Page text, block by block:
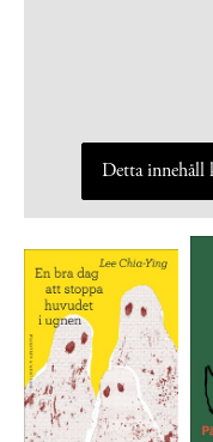
Detta innehåll